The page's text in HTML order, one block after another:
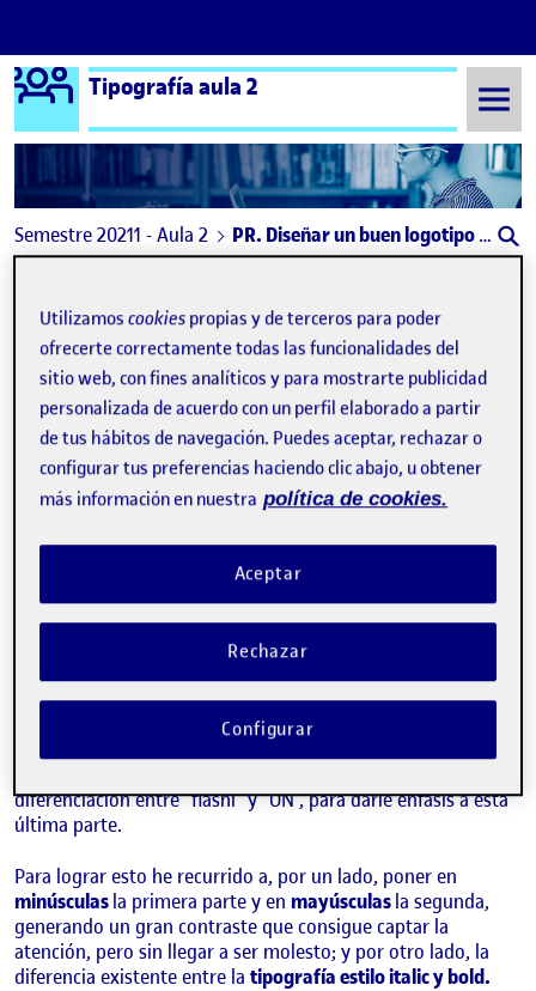
Saltar al contenido
Logo Ágora
Tipografía aula 2
Semestre 20211 - Aula 2 PR. Diseñar un buen logotipo haciendo una buena selección tipográfica
Navegación de entradas
Publicado porPR. Diseñar un buen
Publicado por
Cristian Oteo Barragan
Visibilidad:
Pública-Fecha de publicación
27 Dic 202127 diciembre, 2021 6:46 pm
-comentarioen PR. Diseñar un buen logotipo
Para la práctica de la asignatura de Tipografía, teníamos que
crear un logotipo a partir de la selección de una tipografía.
Tras la elección de numerosas tipografías y experimentar
con sus diferentes estilos, llegué al siguiente resultado.
diferenciación entre “flashi” y “ON”, para darle énfasis a esta
última parte.
Para lograr esto he recurrido a, por un lado, poner en
minúsculasla primera parte y en mayúsculasla segunda,
generando un gran contraste que consigue captar la
atención, pero sin llegar a ser molesto; y por otro lado, la
diferencia existente entre la tipografía estilo italic y bold.
Utilizamoscookies propias y de terceros para poder
ofrecerte correctamente todas las funcionalidades del
sitio web, con fines analíticos y para mostrarte publicidad
personalizada de acuerdo con un perfil elaborado a partir
de tus hábitos de navegación. Puedes aceptar, rechazar o
configurar tus preferencias haciendo clic abajo, u obtener
más información en nuestra política de cookies.
Rechazar
Aceptar
Configurar